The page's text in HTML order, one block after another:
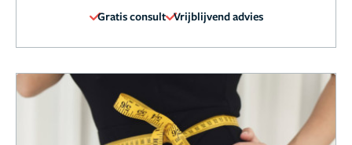
Gratis consult Vrijblijvend advies